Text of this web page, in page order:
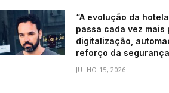
“A evolução da
passa cada vez mais
digitalização,
reforço da
JULHO 15, 2026